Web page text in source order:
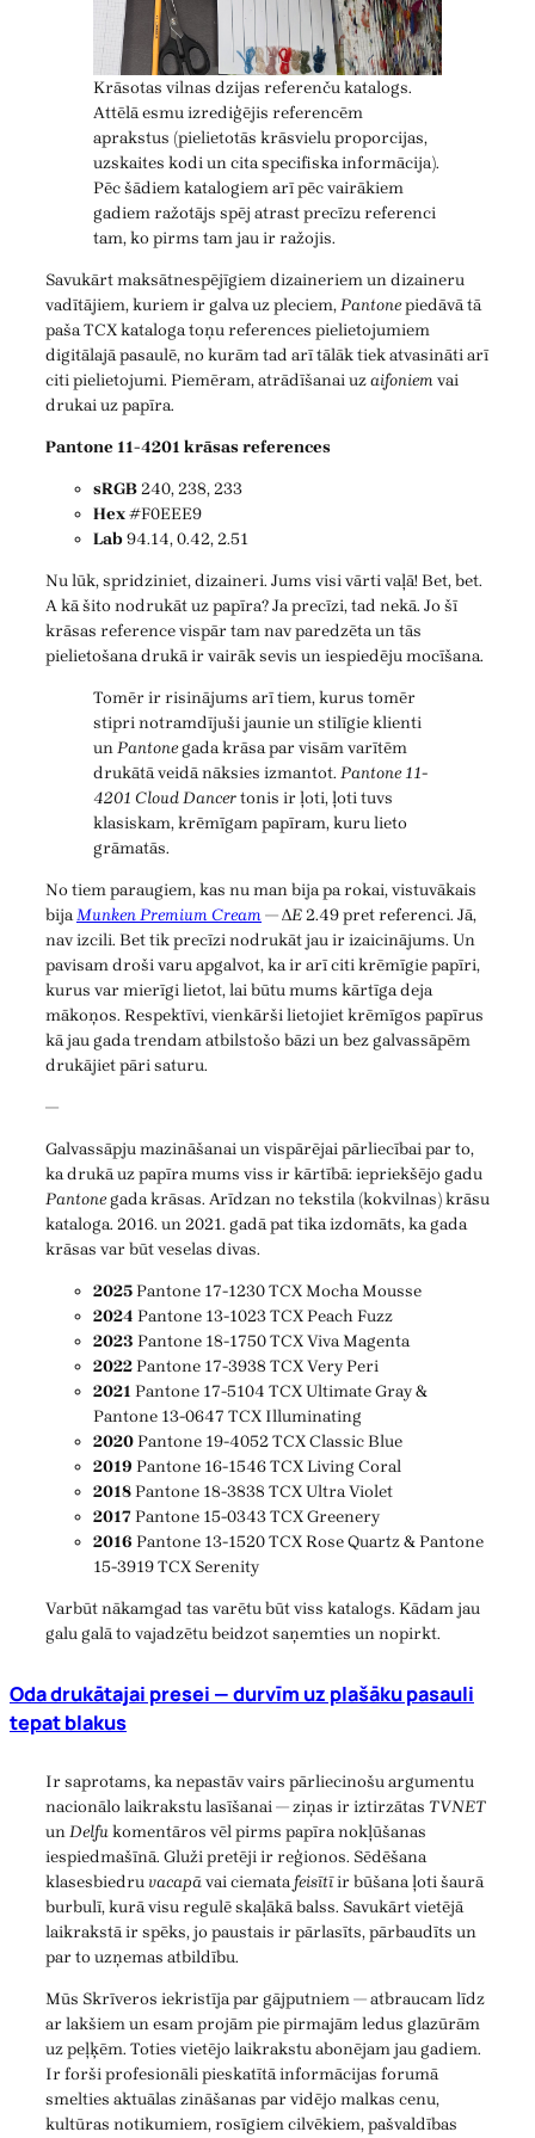
Krāsotas vilnas dzijas referenču katalogs.
Attēlā esmu izrediģējis referencēm
aprakstus (pielietotās krāsvielu proporcijas,
uzskaites kodi un cita specifiska informācija).
Pēc šādiem katalogiem arī pēc vairākiem
gadiem ražotājs spēj atrast precīzu referenci
tam, ko pirms tam jau ir ražojis.
Savukārt maksātnespējīgiem dizaineriem un dizaineru
vadītājiem, kuriem ir galva uz pleciem,Pantonepiedāvā tā
paša TCX kataloga toņu references pielietojumiem
digitālajā pasaulē, no kurām tad arī tālāk tiek atvasināti arī
citi pielietojumi. Piemēram, atrādīšanai uzaifoniemvai
drukai uz papīra.
Pantone 11-4201 krāsas references
sRGB240, 238, 233
Hex#F0EEE9
Lab94.14, 0.42, 2.51
Nu lūk, spridziniet, dizaineri. Jums visi vārti vaļā! Bet, bet.
A kā šito nodrukāt uz papīra? Ja precīzi, tad nekā. Jo šī
krāsas reference vispār tam nav paredzēta un tās
pielietošana drukā ir vairāk sevis un iespiedēju mocīšana.
Tomēr ir risinājums arī tiem, kurus tomēr
stipri notramdījuši jaunie un stilīgie klienti
unPantonegada krāsa par visām varītēm
drukātā veidā nāksies izmantot. Pantone 11-
4201 Cloud Dancertonis ir ļoti, ļoti tuvs
klasiskam, krēmīgam papīram, kuru lieto
grāmatās.
No tiem paraugiem, kas nu man bija pa rokai, vistuvākais
bijaMunken Premium Cream— ΔE2.49 pret referenci. Jā,
nav izcili. Bet tik precīzi nodrukāt jau ir izaicinājums. Un
pavisam droši varu apgalvot, ka ir arī citi krēmīgie papīri,
kurus var mierīgi lietot, lai būtu mums kārtīga deja
mākoņos. Respektīvi, vienkārši lietojiet krēmīgos papīrus
kā jau gada trendam atbilstošo bāzi un bez galvassāpēm
drukājiet pāri saturu.
—
Galvassāpju mazināšanai un vispārējai pārliecībai par to,
ka drukā uz papīra mums viss ir kārtībā: iepriekšējo gadu
Pantonegada krāsas. Arīdzan no tekstila (kokvilnas) krāsu
kataloga. 2016. un 2021. gadā pat tika izdomāts, ka gada
krāsas var būt veselas divas.
2025Pantone 17-1230 TCX Mocha Mousse
2024 Pantone 13-1023 TCX Peach Fuzz
2023 Pantone 18-1750 TCX Viva Magenta
2022Pantone 17-3938 TCX Very Peri
2021Pantone 17-5104 TCX Ultimate Gray &
Pantone 13-0647 TCX Illuminating
2020Pantone 19-4052 TCX Classic Blue
2019 Pantone 16-1546 TCX Living Coral
2018Pantone 18-3838 TCX Ultra Violet
2017Pantone 15-0343 TCX Greenery
2016 Pantone 13-1520 TCX Rose Quartz & Pantone
15-3919 TCX Serenity
Varbūt nākamgad tas varētu būt viss katalogs. Kādam jau
galu galā to vajadzētu beidzot saņemties un nopirkt.
Oda drukātajai presei — durvīm uz plašāku pasauli
tepat blakus
Ir saprotams, ka nepastāv vairs pārliecinošu argumentu
nacionālo laikrakstu lasīšanai — ziņas ir iztirzātas TVNET
unDelfukomentāros vēl pirms papīra nokļūšanas
iespiedmašīnā. Gluži pretēji ir reģionos. Sēdēšana
klasesbiedruvacapāvai ciematafeisītīir būšana ļoti šaurā
burbulī, kurā visu regulē skaļākā balss. Savukārt vietējā
laikrakstā ir spēks, jo paustais ir pārlasīts, pārbaudīts un
par to uzņemas atbildību.
Mūs Skrīveros iekristīja par gājputniem — atbraucam līdz
ar lakšiem un esam projām pie pirmajām ledus glazūrām
uz peļķēm. Toties vietējo laikrakstu abonējam jau gadiem.
Ir forši profesionāli pieskatītā informācijas forumā
smelties aktuālas zināšanas par vidējo malkas cenu,
kultūras notikumiem, rosīgiem cilvēkiem, pašvaldības